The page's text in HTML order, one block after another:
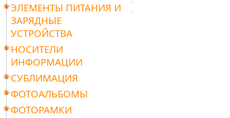
ЭЛЕМЕНТЫ ПИТАНИЯ И
ЗАРЯДНЫЕ
УСТРОЙСТВА
НОСИТЕЛИ
ИНФОРМАЦИИ
СУБЛИМАЦИЯ
ФОТОАЛЬБОМЫ
ФОТОРАМКИ